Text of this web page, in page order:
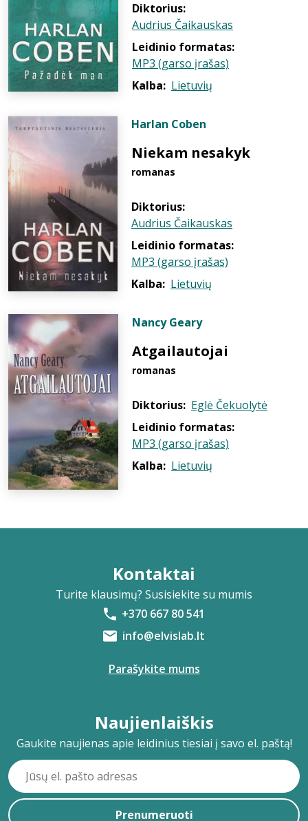
Diktorius:
Audrius Čaikauskas
Leidinio formatas:
MP3 (garso įrašas)
Kalba: Lietuvių
Harlan Coben
Niekam nesakyk
romanas
Diktorius:
Audrius Čaikauskas
Leidinio formatas:
MP3 (garso įrašas)
Kalba: Lietuvių
Nancy Geary
Atgailautojai
romanas
Diktorius: Eglė Čekuolytė
Leidinio formatas:
MP3 (garso įrašas)
Kalba: Lietuvių
Kontaktai
Turite klausimų? Susisiekite su mumis
+370 667 80 541
info@elvislab.lt
Parašykite mums
Naujienlaiškis
Gaukite naujienas apie leidinius tiesiai į savo el. paštą!
Prenumeruoti